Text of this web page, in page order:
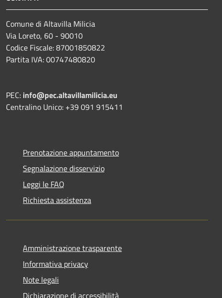
Comune di Altavilla Milicia
Via Loreto, 60 - 90010
Codice Fiscale: 87001850822
Partita IVA: 00747480820
PEC: info@pec.altavillamilicia.eu
Centralino Unico: +39 091 915411
Prenotazione appuntamento
Segnalazione disservizio
Leggi le FAQ
Richiesta assistenza
Amministrazione trasparente
Informativa privacy
Note legali
Dichiarazione di accessibilità